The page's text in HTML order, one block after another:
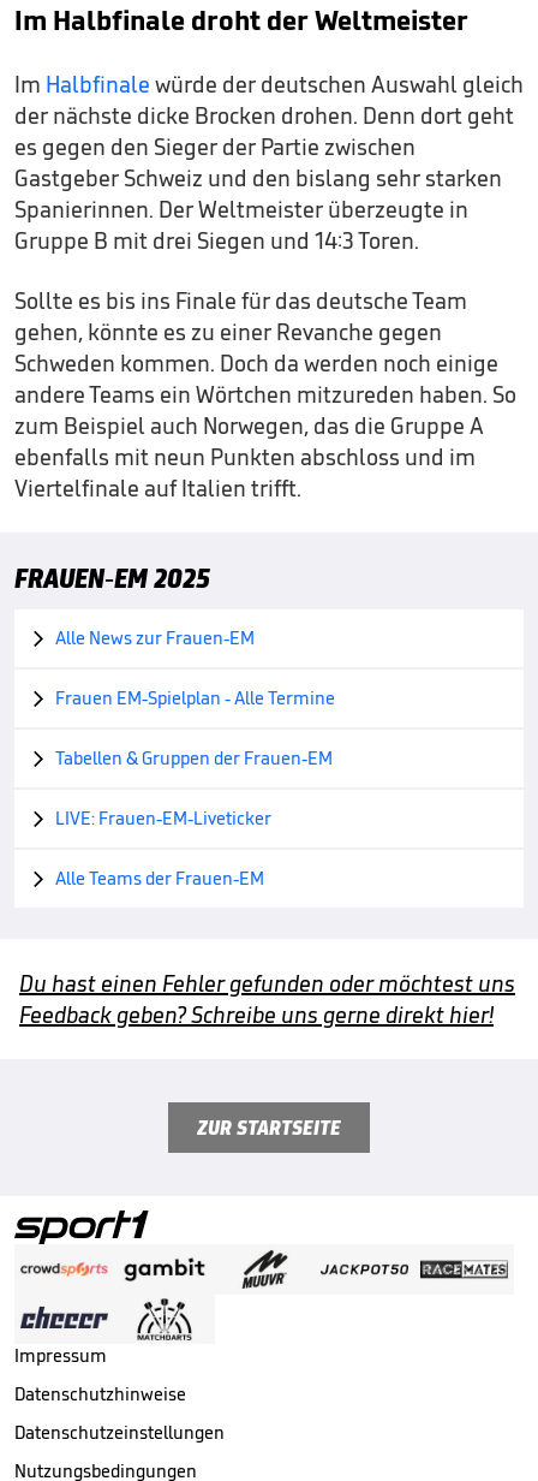
Im Halbfinale droht der Weltmeister
Im Halbfinale würde der deutschen Auswahl gleich
der nächste dicke Brocken drohen. Denn dort geht
es gegen den Sieger der Partie zwischen
Gastgeber Schweiz und den bislang sehr starken
Spanierinnen. Der Weltmeister überzeugte in
Gruppe B mit drei Siegen und 14:3 Toren.
Sollte es bis ins Finale für das deutsche Team
gehen, könnte es zu einer Revanche gegen
Schweden kommen. Doch da werden noch einige
andere Teams ein Wörtchen mitzureden haben. So
zum Beispiel auch Norwegen, das die Gruppe A
ebenfalls mit neun Punkten abschloss und im
Viertelfinale auf Italien trifft.
FRAUEN-EM 2025
 Alle News zur Frauen-EM
 Frauen EM-Spielplan - Alle Termine
 Tabellen & Gruppen der Frauen-EM
 LIVE: Frauen-EM-Liveticker
 Alle Teams der Frauen-EM
Du hast einen Fehler gefunden oder möchtest uns
Feedback geben? Schreibe uns gerne direkt hier!
ZUR STARTSEITE
Impressum
Datenschutzhinweise
Datenschutzeinstellungen
Nutzungsbedingungen